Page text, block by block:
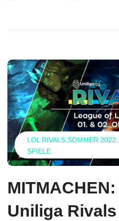
LOL RIVALS SOMMER 2022
SPIELE
Uniliga